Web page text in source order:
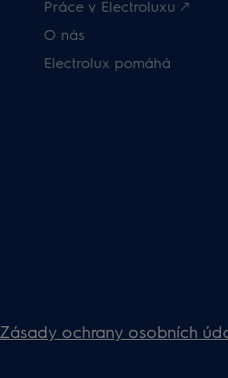
Práce v Electroluxu 🡕
O nás
Electrolux pomáhá
Zásady ochrany osobních